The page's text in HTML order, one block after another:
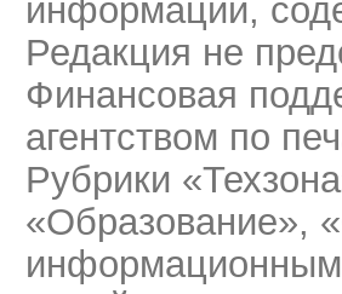
информации,
Редакция не
Финансовая
агентством по
Рубрики
«Образование»,